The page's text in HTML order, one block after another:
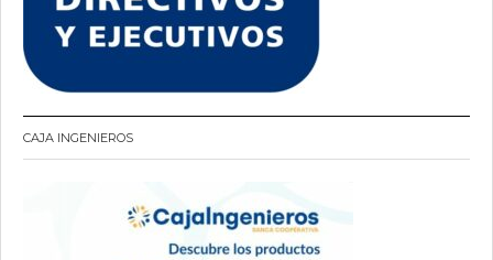
CAJA INGENIEROS